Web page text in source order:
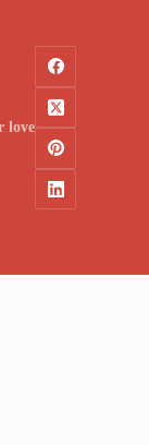
love